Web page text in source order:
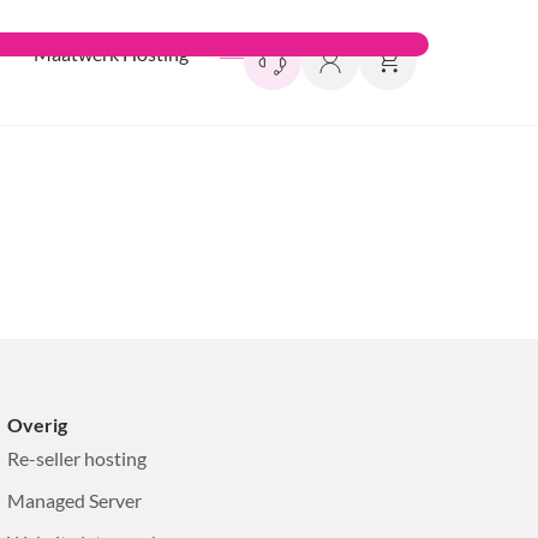
Maatwerk Hosting
Overig
Re-seller hosting
Managed Server